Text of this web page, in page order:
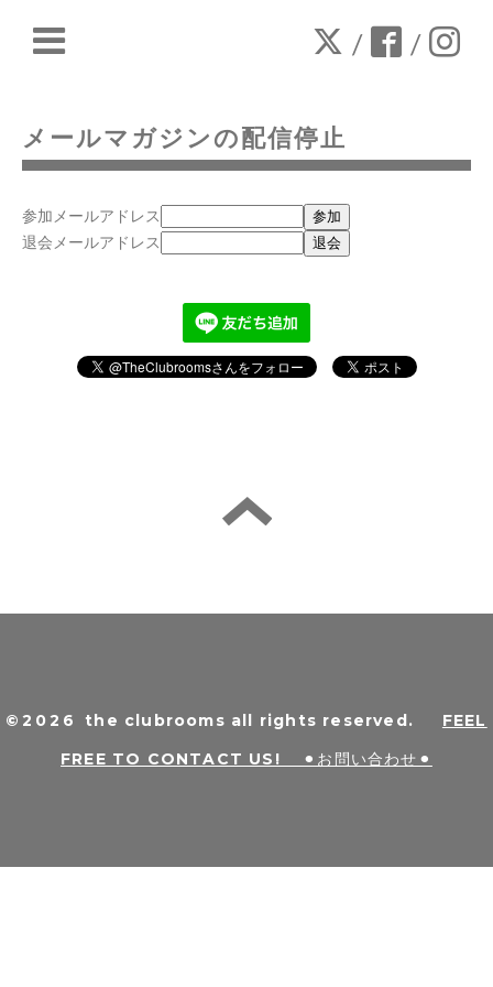
/ /
メールマガジンの配信停止
参加メールアドレス
退会メールアドレス
©2026 the clubrooms all rights reserved. FEEL
FREE TO CONTACT US! ⚫︎お問い合わせ⚫︎